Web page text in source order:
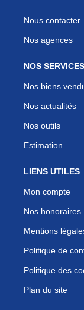
Nous contacter
Nos agences
NOS SERVICES
Nos biens
Nos actualités
Nos outils
Estimation
LIENS UTILES
Mon compte
Nos honoraires
Mentions
Politique de
Politique des
Plan du site